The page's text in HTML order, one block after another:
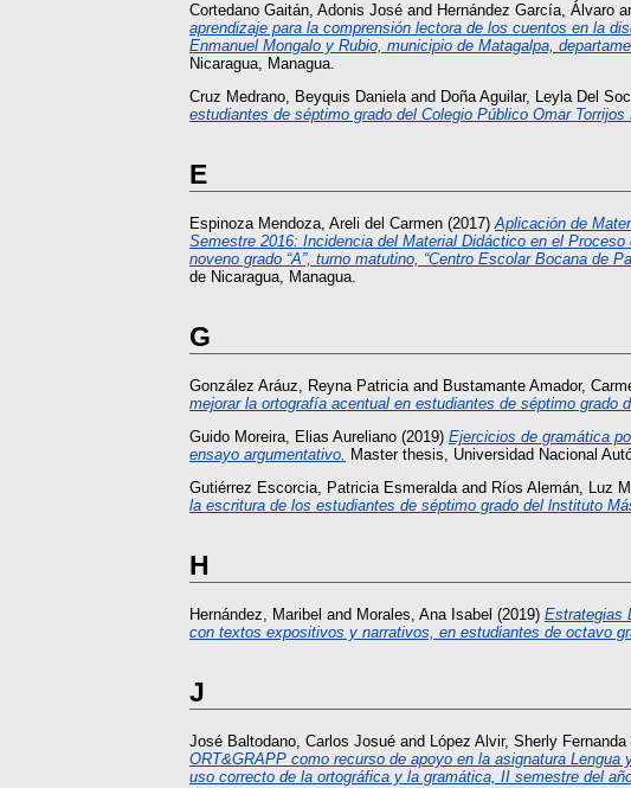
Cortedano Gaitán, Adonis José and Hernández García, Álvaro
aprendizaje para la comprensión lectora de los cuentos en la
Enmanuel Mongalo y Rubio, municipio de Matagalpa,
Nicaragua, Managua.
Cruz Medrano, Beyquis Danielaand Doña Aguilar, Leyla Del
estudiantes de séptimo grado del Colegio Público Omar
E
Espinoza Mendoza, Areli del Carmen (2017)Aplicación de
Semestre 2016: Incidencia del Material Didáctico en el
noveno grado “A”, turno matutino, “Centro Escolar Bocana de
de Nicaragua, Managua.
G
González Aráuz, Reyna Patriciaand Bustamante Amador,
mejorar la ortografía acentual en estudiantes de séptimo grado
Guido Moreira, Elias Aureliano (2019) Ejercicios de gramática
ensayo argumentativo. Master thesis, Universidad Nacional
Gutiérrez Escorcia, Patricia Esmeralda and Ríos Alemán, Luz
la escritura de los estudiantes de séptimo grado del lnstituto
H
Hernández, Maribel and Morales, Ana Isabel (2019) Estrategias
con textos expositivos y narrativos, en estudiantes de octavo
J
José Baltodano, Carlos Josué and López Alvir, Sherly Fernanda
ORT&GRAPP como recurso de apoyo en la asignatura
uso correcto de la ortográfica y la gramática, II semestre del